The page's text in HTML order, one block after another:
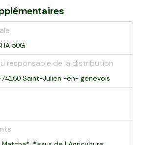
50G
responsable de la distribution
Saint-Julien -en- genevois